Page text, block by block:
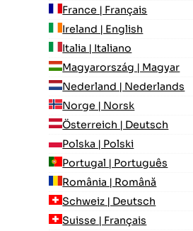
France | Français
Ireland | English
Italia | Italiano
Magyarország | Magyar
Nederland | Nederlands
Norge | Norsk
Österreich | Deutsch
Polska | Polski
Portugal | Português
România | Română
Schweiz | Deutsch
Suisse | Français